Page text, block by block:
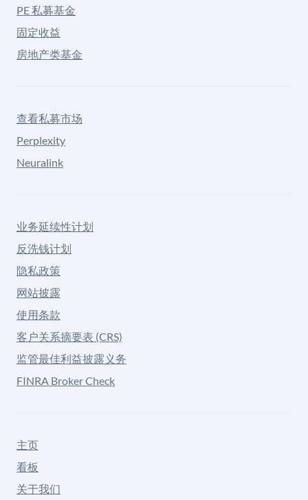
PE 私募基金
固定收益
房地产类基金
查看私募市场
Perplexity
Neuralink
业务延续性计划
反洗钱计划
隐私政策
网站披露
使用条款
客户关系摘要表 (CRS)
监管最佳利益披露义务
FINRA Broker Check
主页
看板
关于我们